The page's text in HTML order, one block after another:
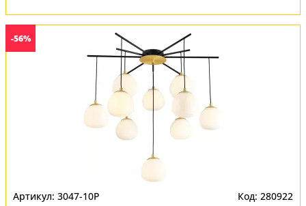
-56%
3047-10P 280922